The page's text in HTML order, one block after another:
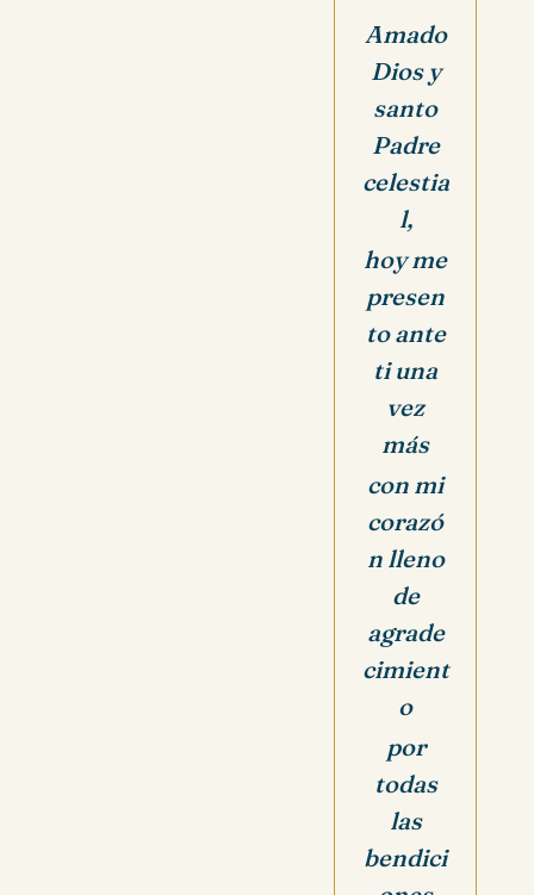
Amado
Dios y
santo
Padre
celestia
l,
hoy me
presen
to ante
ti una
vez
más
con mi
corazó
n lleno
de
agrade
cimient
o
por
todas
las
bendici